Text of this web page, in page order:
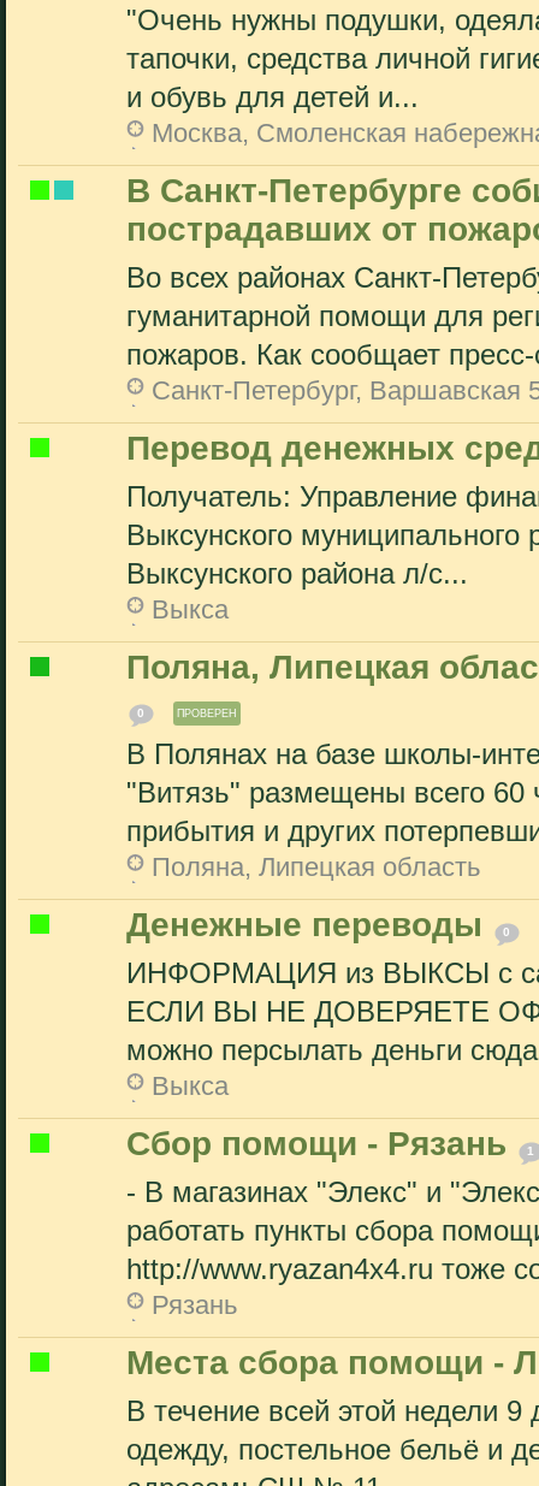
"Очень нужны подушки,
тапочки, средства личной
и обувь для детей и...
Москва, Смоленская
В Санкт-Петербурге
пострадавших от
Во всех районах Санкт-
гуманитарной помощи для
пожаров. Как сообщает
Санкт-Петербург, Варшавская
Перевод денежных
Получатель: Управление
Выксунского муниципального
Выксунского района л/с...
Выкса
Поляна, Липецкая
0 ПРОВЕРЕН
В Полянах на базе школы-
"Витязь" размещены всего
прибытия и других
Поляна, Липецкая область
Денежные переводы 0
ИНФОРМАЦИЯ из ВЫКСЫ с
ЕСЛИ ВЫ НЕ ДОВЕРЯЕТЕ
можно персылать деньги
Выкса
Сбор помощи - Рязань 1
- В магазинах "Элекс" и
работать пункты сбора
http://www.ryazan4x4.ru тоже
Рязань
Места сбора помощи -
В течение всей этой недели
одежду, постельное бельё и